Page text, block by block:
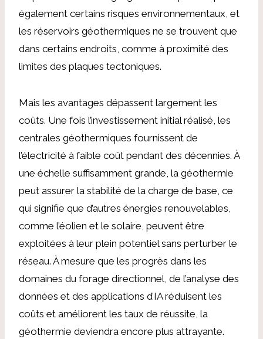
également certains risques environnementaux, et
les réservoirs géothermiques ne se trouvent que
dans certains endroits, comme à proximité des
limites des plaques tectoniques.
Mais les avantages dépassent largement les
coûts. Une fois l’investissement initial réalisé, les
centrales géothermiques fournissent de
l’électricité à faible coût pendant des décennies. À
une échelle suffisamment grande, la géothermie
peut assurer la stabilité de la charge de base, ce
qui signifie que d’autres énergies renouvelables,
comme l’éolien et le solaire, peuvent être
exploitées à leur plein potentiel sans perturber le
réseau. À mesure que les progrès dans les
domaines du forage directionnel, de l’analyse des
données et des applications d’IA réduisent les
coûts et améliorent les taux de réussite, la
géothermie deviendra encore plus attrayante.